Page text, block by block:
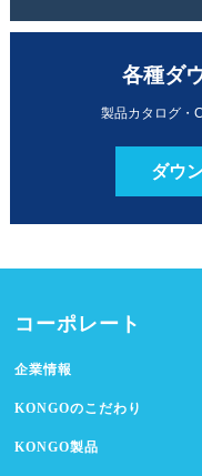
各種ダ
製品カタログ・
ダウ
コーポレート
企業情報
KONGOのこだわり
KONGO製品